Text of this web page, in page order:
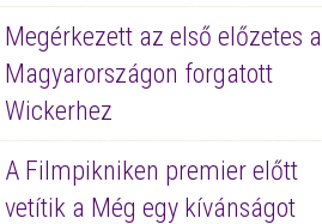
Megérkezett az első előzetes a
Magyarországon forgatott
Wickerhez
A Filmpikniken premier előtt
vetítik a Még egy kívánságot